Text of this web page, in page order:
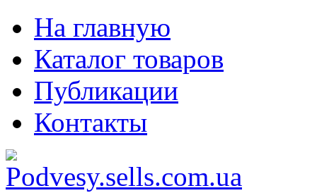
На главную
Каталог товаров
Публикации
Контакты